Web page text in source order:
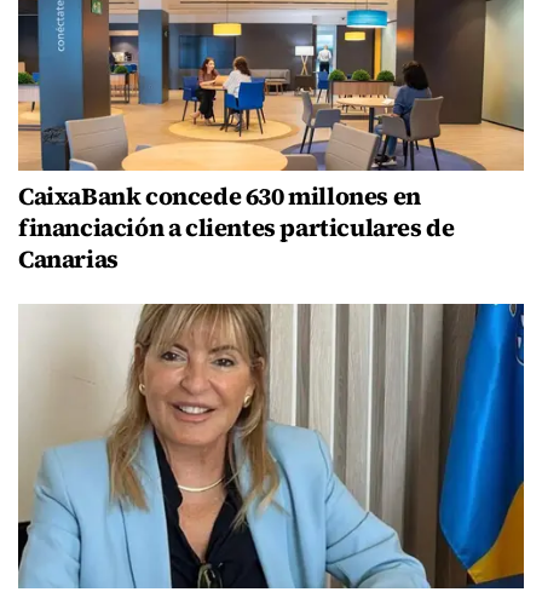
CaixaBank concede 630 millones en
financiación a clientes particulares de
Canarias